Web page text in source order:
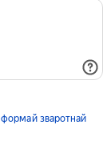
формай зваротнай